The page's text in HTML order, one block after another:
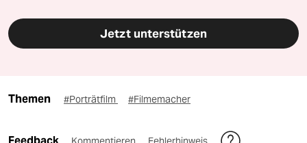
Jetzt unterstützen
Themen #Porträtfilm #Filmemacher